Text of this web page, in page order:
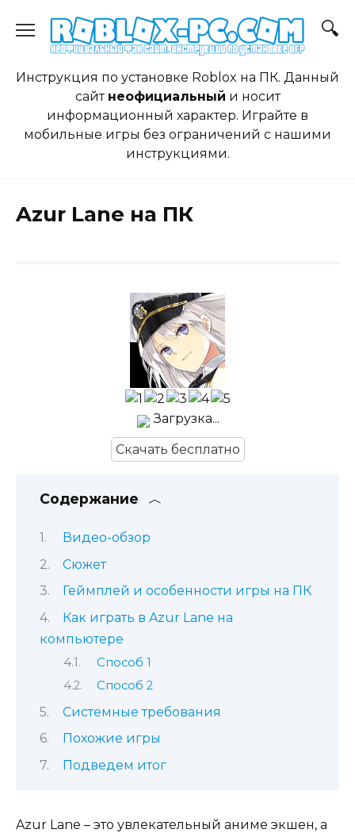
content
Инструкция по установке Roblox на ПК. Данный
сайт неофициальный и носит
информационный характер. Играйте в
мобильные игры без ограничений с нашими
инструкциями.
Azur Lane на ПК
Загрузка...
Скачать бесплатно
Содержание
Видео-обзор
Сюжет
Геймплей и особенности игры на ПК
Как играть в Azur Lane на
компьютере
Способ 1
Способ 2
Системные требования
Похожие игры
Подведем итог
Azur Lane – это увлекательный аниме экшен, а